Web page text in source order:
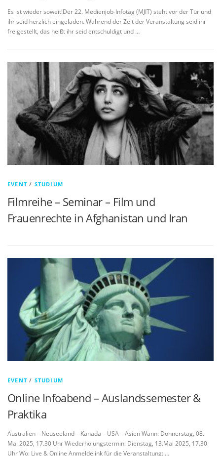
Es ist wieder soweit!Der 22. Medienjob-Infotag (MJIT) steht vor der Tür und
ihr seid herzlich eingeladen. Während der Zeit der Veranstaltung seid ihr
freigestellt, das heißt ihr seid entschuldigt und …
EVENT / STUDIUM
Filmreihe – Seminar – Film und
Frauenrechte in Afghanistan und Iran
EVENT / STUDIUM
Online Infoabend – Auslandssemester &
Praktika
Australien – Neuseeland – Kanada – USA – Asien Wann: Donnerstag, 08.
Mai 2025, 17.30 Uhr Wiederholungstermin: Dienstag, 13.Mai 2025, 17.30
Uhr Wo: Live & Online Anmeldelink für die Veranstaltung: …